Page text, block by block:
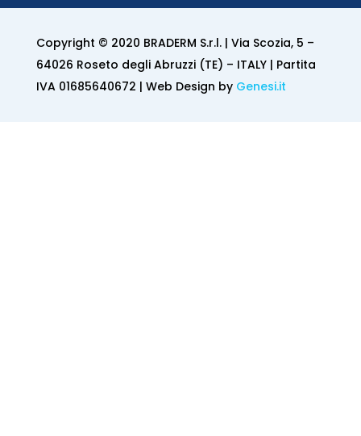
Copyright © 2020 BRADERM S.r.l. | Via Scozia, 5 –
64026 Roseto degli Abruzzi (TE) – ITALY | Partita
IVA 01685640672 | Web Design by Genesi.it